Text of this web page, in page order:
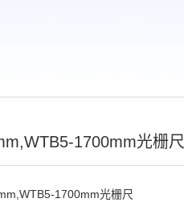
1700mm光栅尺
1700mm光栅尺